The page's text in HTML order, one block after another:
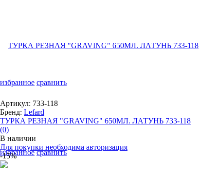
избранное сравнить
избранное сравнить
Артикул: 733-118
Бренд: Lefard
ТУРКА РЕЗНАЯ "GRAVING" 650МЛ. ЛАТУНЬ 733-118
(0)
В наличии
Для покупки необходима авторизация
-15%